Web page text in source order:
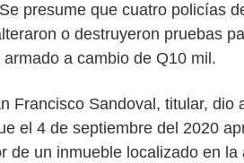
presume que cuatro policías
o destruyeron pruebas
a cambio de Q10 mil.
Francisco Sandoval, titular, dio
el 4 de septiembre del 2020
de un inmueble localizado en la